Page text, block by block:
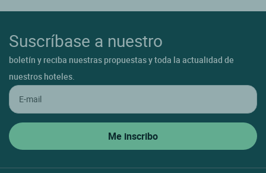
Suscríbase a nuestro
boletín y reciba nuestras propuestas y toda la actualidad de
nuestros hoteles.